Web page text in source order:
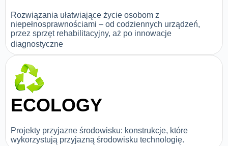
Rozwiązania ułatwiające życie osobom z
niepełnosprawnościami – od codziennych urządzeń,
przez sprzęt rehabilitacyjny, aż po innowacje
diagnostyczne
ECOLOGY
Projekty przyjazne środowisku: konstrukcje, które
wykorzystują przyjazną środowisku technologię.